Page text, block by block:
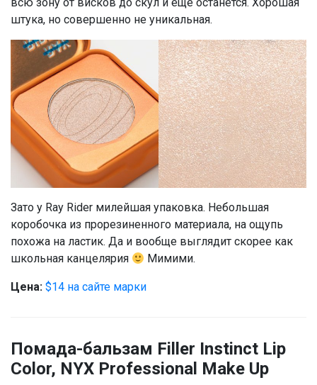
штука, но совершенно не уникальная.
Зато у Ray Rider милейшая упаковка. Небольшая
коробочка из прорезиненного материала, на ощупь
похожа на ластик. Да и вообще выглядит скорее как
школьная канцелярия
Мимими.
Цена: $14 на сайте марки
Помада-бальзам Filler Instinct Lip
Color, NYX Professional Make Up